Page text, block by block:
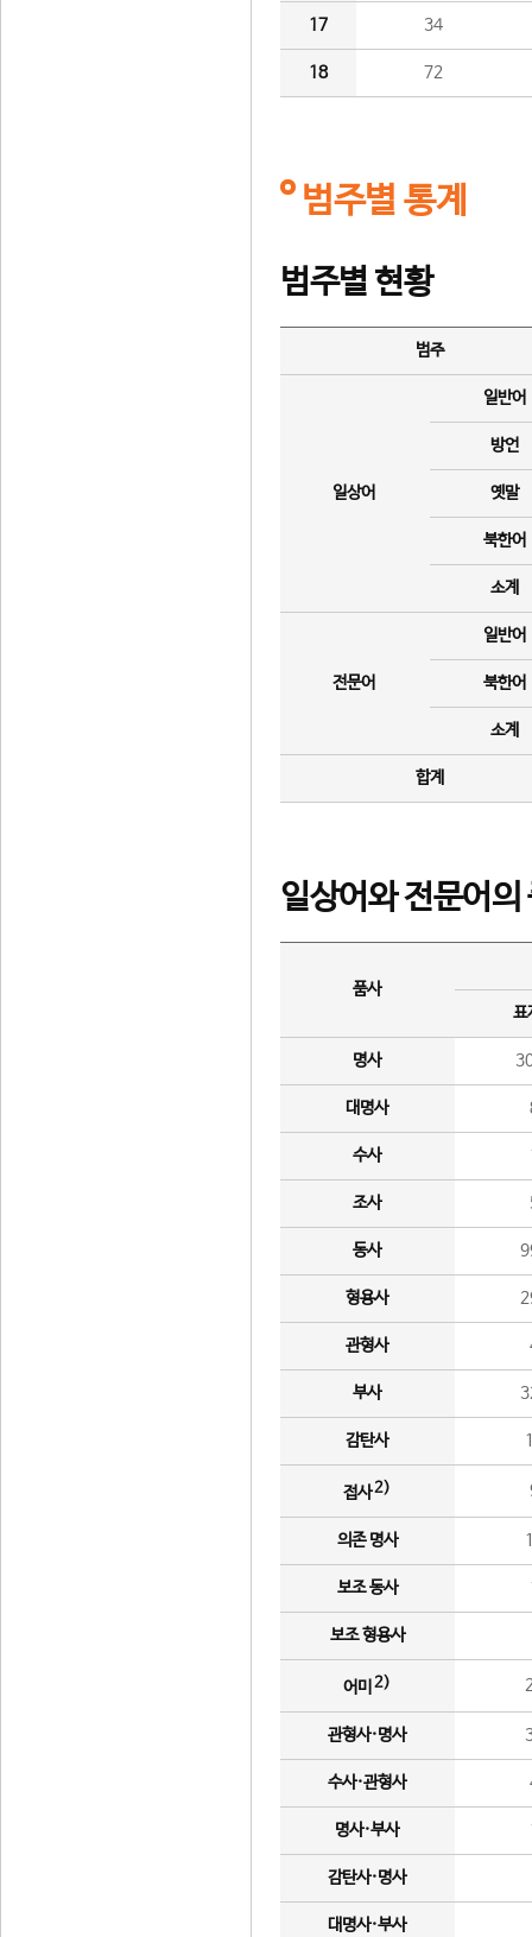
17 34
18 72
범주별 통계
범주별 현황
범주
일상어
일반어
방언
옛말
북한어
소계
전문어
일반어
북한어
소계
합계
일상어와 전문어의
품사
표
명사
대명사
수사
조사
동사
형용사
관형사
부사
감탄사
접사2)
의존 명사
보조 동사
보조 형용사
어미 2)
관형사·명사
수사·관형사
명사·부사
감탄사·명사
대명사·부사